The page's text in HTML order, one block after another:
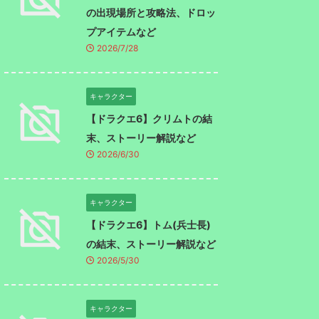
の出現場所と攻略法、ドロッ
プアイテムなど
2026/7/28
キャラクター
【ドラクエ6】クリムトの結
末、ストーリー解説など
2026/6/30
キャラクター
【ドラクエ6】トム(兵士長)
の結末、ストーリー解説など
2026/5/30
キャラクター